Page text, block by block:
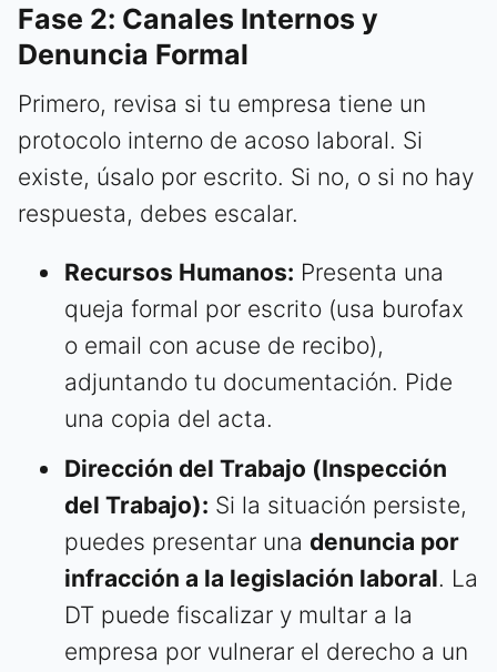
Fase 2: Canales Internos y
Denuncia Formal
Primero, revisa si tu empresa tiene un
protocolo interno de acoso laboral. Si
existe, úsalo por escrito. Si no, o si no hay
respuesta, debes escalar.
Recursos Humanos: Presenta una
queja formal por escrito (usa burofax
o email con acuse de recibo),
adjuntando tu documentación. Pide
una copia del acta.
Dirección del Trabajo (Inspección
del Trabajo): Si la situación persiste,
puedes presentar una denuncia por
infracción a la legislación laboral. La
DT puede fiscalizar y multar a la
empresa por vulnerar el derecho a un